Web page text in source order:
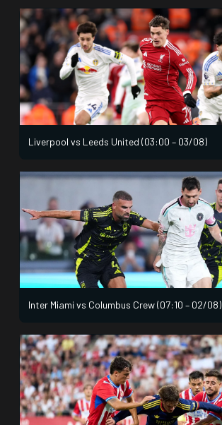
Liverpool vs Leeds United (03:00 – 03/08)
Inter Miami vs Columbus Crew (07:10 – 02/08)